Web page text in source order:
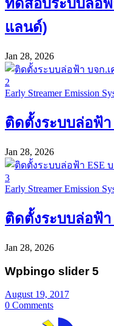
ทดสอบระบบล่อ
แลนด์)
Jan 28, 2026
2
Early Streamer Emission
ติดตั้งระบบล่อฟ้
Jan 28, 2026
3
Early Streamer Emission
ติดตั้งระบบล่อฟ้
Jan 28, 2026
Wpbingo slider 5
August 19, 2017
0 Comments